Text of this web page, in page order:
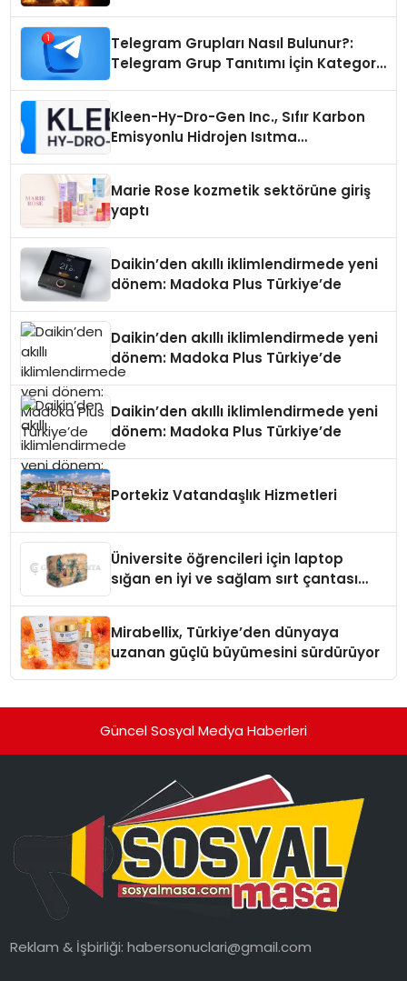
Telegram Grupları Nasıl Bulunur?:
Telegram Grup Tanıtımı İçin Kategori
Kleen-Hy-Dro-Gen Inc., Sıfır Karbon
Emisyonlu Hidrojen Isıtma
Marie Rose kozmetik sektörüne giriş
yaptı
Daikin’den akıllı iklimlendirmede yeni
dönem: Madoka Plus Türkiye’de
Daikin’den akıllı iklimlendirmede yeni
dönem: Madoka Plus Türkiye’de
Daikin’den akıllı iklimlendirmede yeni
dönem: Madoka Plus Türkiye’de
Portekiz Vatandaşlık Hizmetleri
Üniversite öğrencileri için laptop
sığan en iyi ve sağlam sırt çantası
Mirabellix, Türkiye’den dünyaya
uzanan güçlü büyümesini sürdürüyor
Güncel Sosyal Medya Haberleri
Reklam & İşbirliği:habersonuclari@gmail.com